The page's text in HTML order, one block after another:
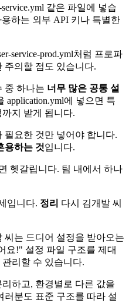
같은 파일에 넣습
용하는 외부 API 키나 특별한
service-prod.yml처럼 프로파
주의할 점도 있습니다.
중 하나는 너무 많은 공통 설
application.yml에 넣으면 특
지 받게 됩니다.
필요한 것만 넣어야 합니다.
용하는 것입니다.
헷갈립니다. 팀 내에서 하나
입니다. 정리 다시 김개발 씨
씨는 드디어 설정을 받아오는
요!" 설정 파일 구조를 제대
리할 수 있습니다.
하고, 환경별로 다른 값을
러분도 표준 구조를 따라 설